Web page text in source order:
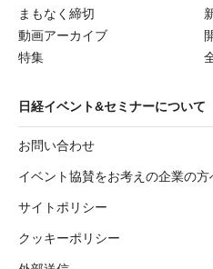
まもなく締切
動画アーカイブ
特集
日経イベント&セミナーについて
お問い合わせ
イベント協賛をお考えの企業の方
サイトポリシー
クッキーポリシー